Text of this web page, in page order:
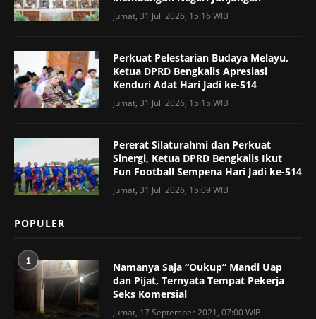
Jumat, 31 Juli 2026, 15:16 WIB
Perkuat Pelestarian Budaya Melayu,
Ketua DPRD Bengkalis Apresiasi
Kenduri Adat Hari Jadi ke-514
Jumat, 31 Juli 2026, 15:15 WIB
Pererat Silaturahmi dan Perkuat
Sinergi, Ketua DPRD Bengkalis Ikut
Fun Football Sempena Hari Jadi ke-514
Jumat, 31 Juli 2026, 15:09 WIB
POPULER
1
Namanya Saja “Oukup” Mandi Uap
dan Pijat, Ternyata Tempat Pekerja
Seks Komersial
Jumat, 17 September 2021, 07:00 WIB